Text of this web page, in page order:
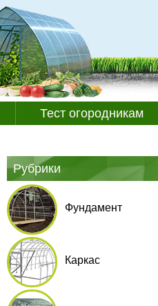
Тест огородникам
Рубрики
Фундамент
Каркас